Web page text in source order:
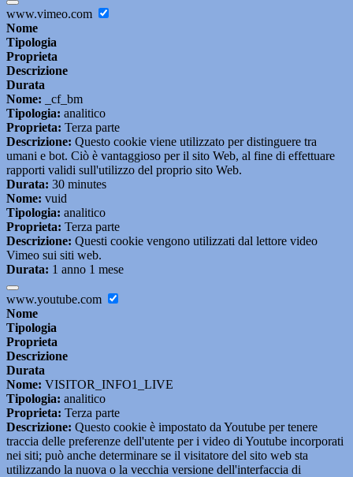
www.vimeo.com
Nome
Tipologia
Proprieta
Descrizione
Durata
Nome: _cf_bm
Tipologia: analitico
Proprieta: Terza parte
Descrizione: Questo cookie viene utilizzato per distinguere tra
umani e bot. Ciò è vantaggioso per il sito Web, al fine di effettuare
rapporti validi sull'utilizzo del proprio sito Web.
Durata: 30 minutes
Nome: vuid
Tipologia: analitico
Proprieta: Terza parte
Descrizione: Questi cookie vengono utilizzati dal lettore video
Vimeo sui siti web.
Durata: 1 anno 1 mese
www.youtube.com
Nome
Tipologia
Proprieta
Descrizione
Durata
Nome: VISITOR_INFO1_LIVE
Tipologia: analitico
Proprieta: Terza parte
Descrizione: Questo cookie è impostato da Youtube per tenere
traccia delle preferenze dell'utente per i video di Youtube incorporati
nei siti; può anche determinare se il visitatore del sito web sta
utilizzando la nuova o la vecchia versione dell'interfaccia di